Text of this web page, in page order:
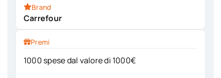
Brand
Carrefour
Premi
1000 spese dal valore di 1000€